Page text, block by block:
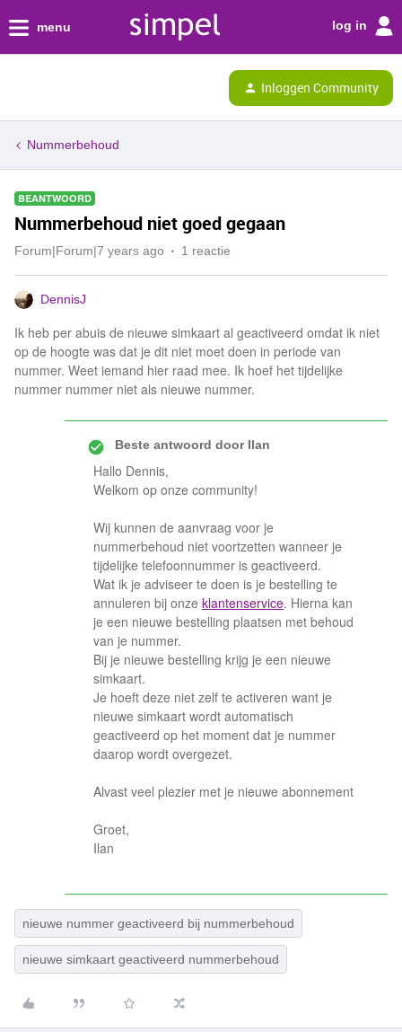
menu log in
Inloggen Community
Nummerbehoud
BEANTWOORD
Nummerbehoud niet goed gegaan
Forum|Forum|7 years ago 1 reactie
DennisJ
Ik heb per abuis de nieuwe simkaart al geactiveerd omdat ik niet
op de hoogte was dat je dit niet moet doen in periode van
nummer. Weet iemand hier raad mee. Ik hoef het tijdelijke
nummer nummer niet als nieuwe nummer.
Beste antwoord doorIlan
Hallo Dennis,
Welkom op onze community!
Wij kunnen de aanvraag voor je
nummerbehoud niet voortzetten wanneer je
tijdelijke telefoonnummer is geactiveerd.
Wat ik je adviseer te doen is je bestelling te
annuleren bij onze klantenservice. Hierna kan
je een nieuwe bestelling plaatsen met behoud
van je nummer.
Bij je nieuwe bestelling krijg je een nieuwe
simkaart.
Je hoeft deze niet zelf te activeren want je
nieuwe simkaart wordt automatisch
geactiveerd op het moment dat je nummer
daarop wordt overgezet.
Alvast veel plezier met je nieuwe abonnement
Groet,
Ilan
nieuwe nummer geactiveerd bij nummerbehoud
nieuwe simkaart geactiveerd nummerbehoud